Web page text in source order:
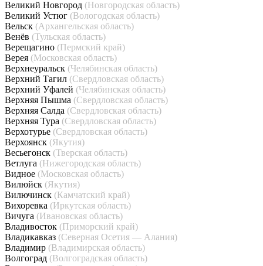
Великий Новгород (Новгородская область)
Великий Устюг (Вологодская область)
Вельск (Архангельская область)
Венёв (Тульская область)
Верещагино (Пермский край)
Верея (Московская область)
Верхнеуральск (Челябинская область)
Верхний Тагил (Свердловская область)
Верхний Уфалей (Челябинская область)
Верхняя Пышма (Свердловская область)
Верхняя Салда (Свердловская область)
Верхняя Тура (Свердловская область)
Верхотурье (Свердловская область)
Верхоянск (Якутия)
Весьегонск (Тверская область)
Ветлуга (Нижегородская область)
Видное (Московская область)
Вилюйск (Якутия)
Вилючинск (Камчатский край)
Вихоревка (Иркутская область)
Вичуга (Ивановская область)
Владивосток (Приморский край)
Владикавказ (Северная Осетия — Алания)
Владимир (Владимирская область)
Волгоград (Волгоградская область)